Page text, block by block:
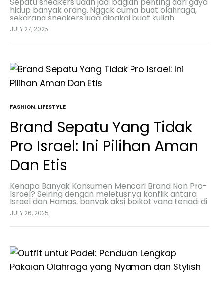
hidup banyak orang. Nggak cuma buat olahraga,
sekarang sneakers juga dipakai buat kuliah,
nongkrong, kerja santai, sampai jalan-jalan. Salah
satu jenis sneakers…
JULY 27, 2025
FASHION,LIFESTYLE
Brand Sepatu Yang Tidak
Pro Israel: Ini Pilihan Aman
Dan Etis
Kenapa Banyak Konsumen Mencari Brand Non Pro-
Israel? Seiring dengan meletusnya konflik antara
Israel dan Hamas, banyak aksi boikot yang terjadi di
Indonesia terhadap beberapa produk yang diduga
mendukung penjajahan di…
JULY 26, 2025